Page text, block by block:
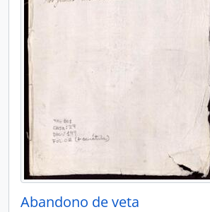
Abandono de veta